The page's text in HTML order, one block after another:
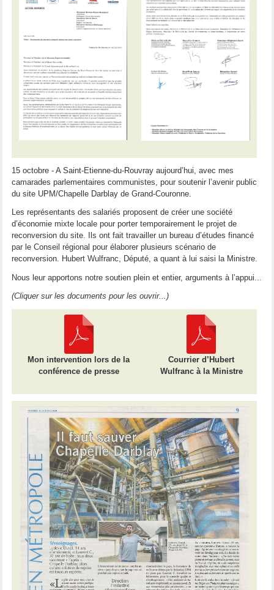
15 octobre - A Saint-Etienne-du-Rouvray aujourd’hui, avec mes
camarades parlementaires communistes, pour soutenir l’avenir public
du site UPM/Chapelle Darblay de Grand-Couronne.
Les représentants des salariés proposent de créer une société
d’économie mixte locale pour porter temporairement le projet de
reconversion du site. Ils ont fait travailler un bureau d’études financé
par le Conseil régional pour élaborer plusieurs scénario de
reconversion. Hubert Wulfranc, Député, a quant à lui saisi la Ministre.
Nous leur apportons notre soutien plein et entier, arguments à l’appui...
(Cliquer sur les documents pour les ouvrir...)
Mon intervention lors de la
conférence de presse
Courrier d’Hubert
Wulfranc à la Ministre